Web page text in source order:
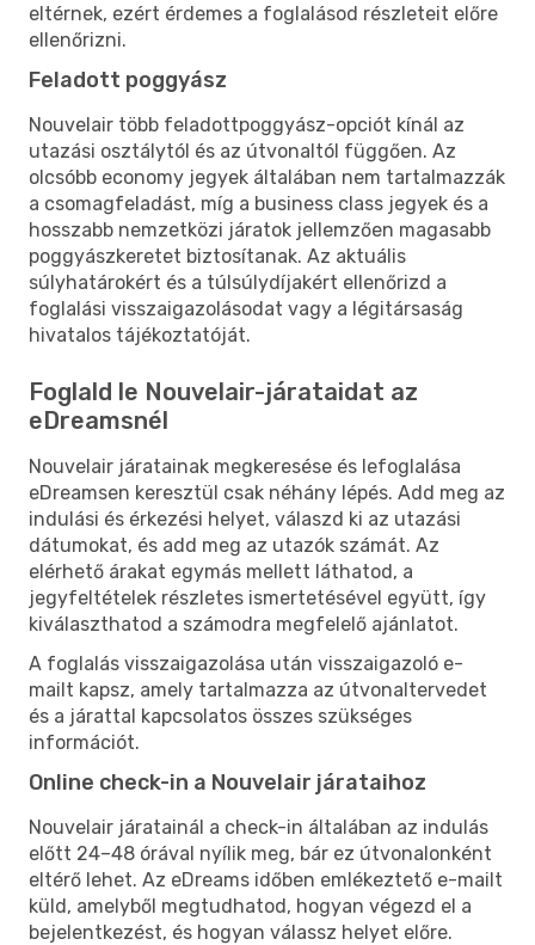
eltérnek, ezért érdemes a foglalásod részleteit előre
ellenőrizni.
Feladott poggyász
Nouvelair több feladottpoggyász-opciót kínál az
utazási osztálytól és az útvonaltól függően. Az
olcsóbb economy jegyek általában nem tartalmazzák
a csomagfeladást, míg a business class jegyek és a
hosszabb nemzetközi járatok jellemzően magasabb
poggyászkeretet biztosítanak. Az aktuális
súlyhatárokért és a túlsúlydíjakért ellenőrizd a
foglalási visszaigazolásodat vagy a légitársaság
hivatalos tájékoztatóját.
Foglald le Nouvelair-járataidat az
eDreamsnél
Nouvelair járatainak megkeresése és lefoglalása
eDreamsen keresztül csak néhány lépés. Add meg az
indulási és érkezési helyet, válaszd ki az utazási
dátumokat, és add meg az utazók számát. Az
elérhető árakat egymás mellett láthatod, a
jegyfeltételek részletes ismertetésével együtt, így
kiválaszthatod a számodra megfelelő ajánlatot.
A foglalás visszaigazolása után visszaigazoló e-
mailt kapsz, amely tartalmazza az útvonaltervedet
és a járattal kapcsolatos összes szükséges
információt.
Online check-in a Nouvelair járataihoz
Nouvelair járatainál a check-in általában az indulás
előtt 24–48 órával nyílik meg, bár ez útvonalonként
eltérő lehet. Az eDreams időben emlékeztető e-mailt
küld, amelyből megtudhatod, hogyan végezd el a
bejelentkezést, és hogyan válassz helyet előre.